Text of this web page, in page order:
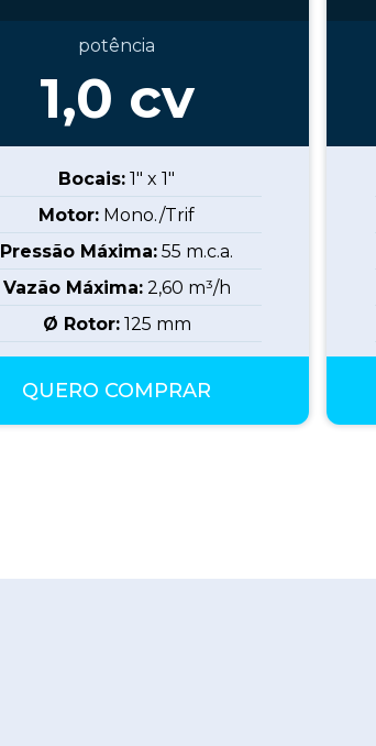
potência
1,0 cv
Bocais: 1" x 1"
Motor: Mono./Trif
Pressão Máxima: 55 m.c.a.
Vazão Máxima: 2,60 m³/h
Ø Rotor: 125 mm
QUERO COMPRAR